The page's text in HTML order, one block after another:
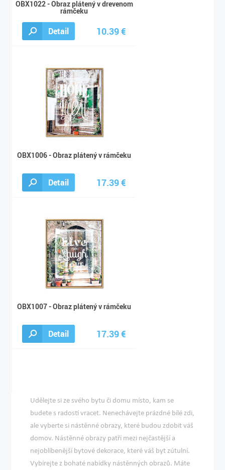
OBX1022 - Obraz plátený v drevenom
rámčeku
Detail 10.39 €
OBX1006 - Obraz plátený v rámčeku
Detail 17.39 €
OBX1007 - Obraz plátený v rámčeku
Detail 17.39 €
Udělejte si ze svého bytu či domu místo, kam se
budete s radostí vracet. Nenechávejte prázdné bílé zdi,
ale vyberte si nástěnné obrazy, které budou zdobit váš
domov. Nástěnné obrazy patří mezi nejčastější a
nejoblíbenější bytové dekorace, které váš byt zútulní.
Vybírejte z bohaté nabídky nástěnných obrazů. Máte